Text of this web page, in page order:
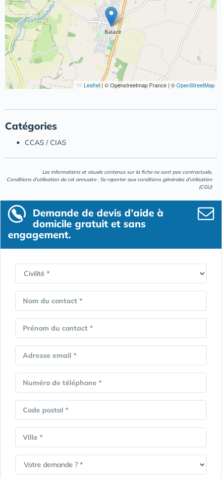
Leaflet|© Openstreetmap France | ©OpenStreetMap
Catégories
CCAS / CIAS
Les informations et visuels contenus sur la fiche ne sont pas contractuels.
Conditions d'utilisation de cet annuaire : Se reporter aux conditions générales d'utilisation
(CGU)
Demande de devis d’aide à
domicile gratuit et sans
engagement.
Nom du contact *
Prénom du contact *
Adresse email *
Numéro de téléphone *
Code postal *
Ville *